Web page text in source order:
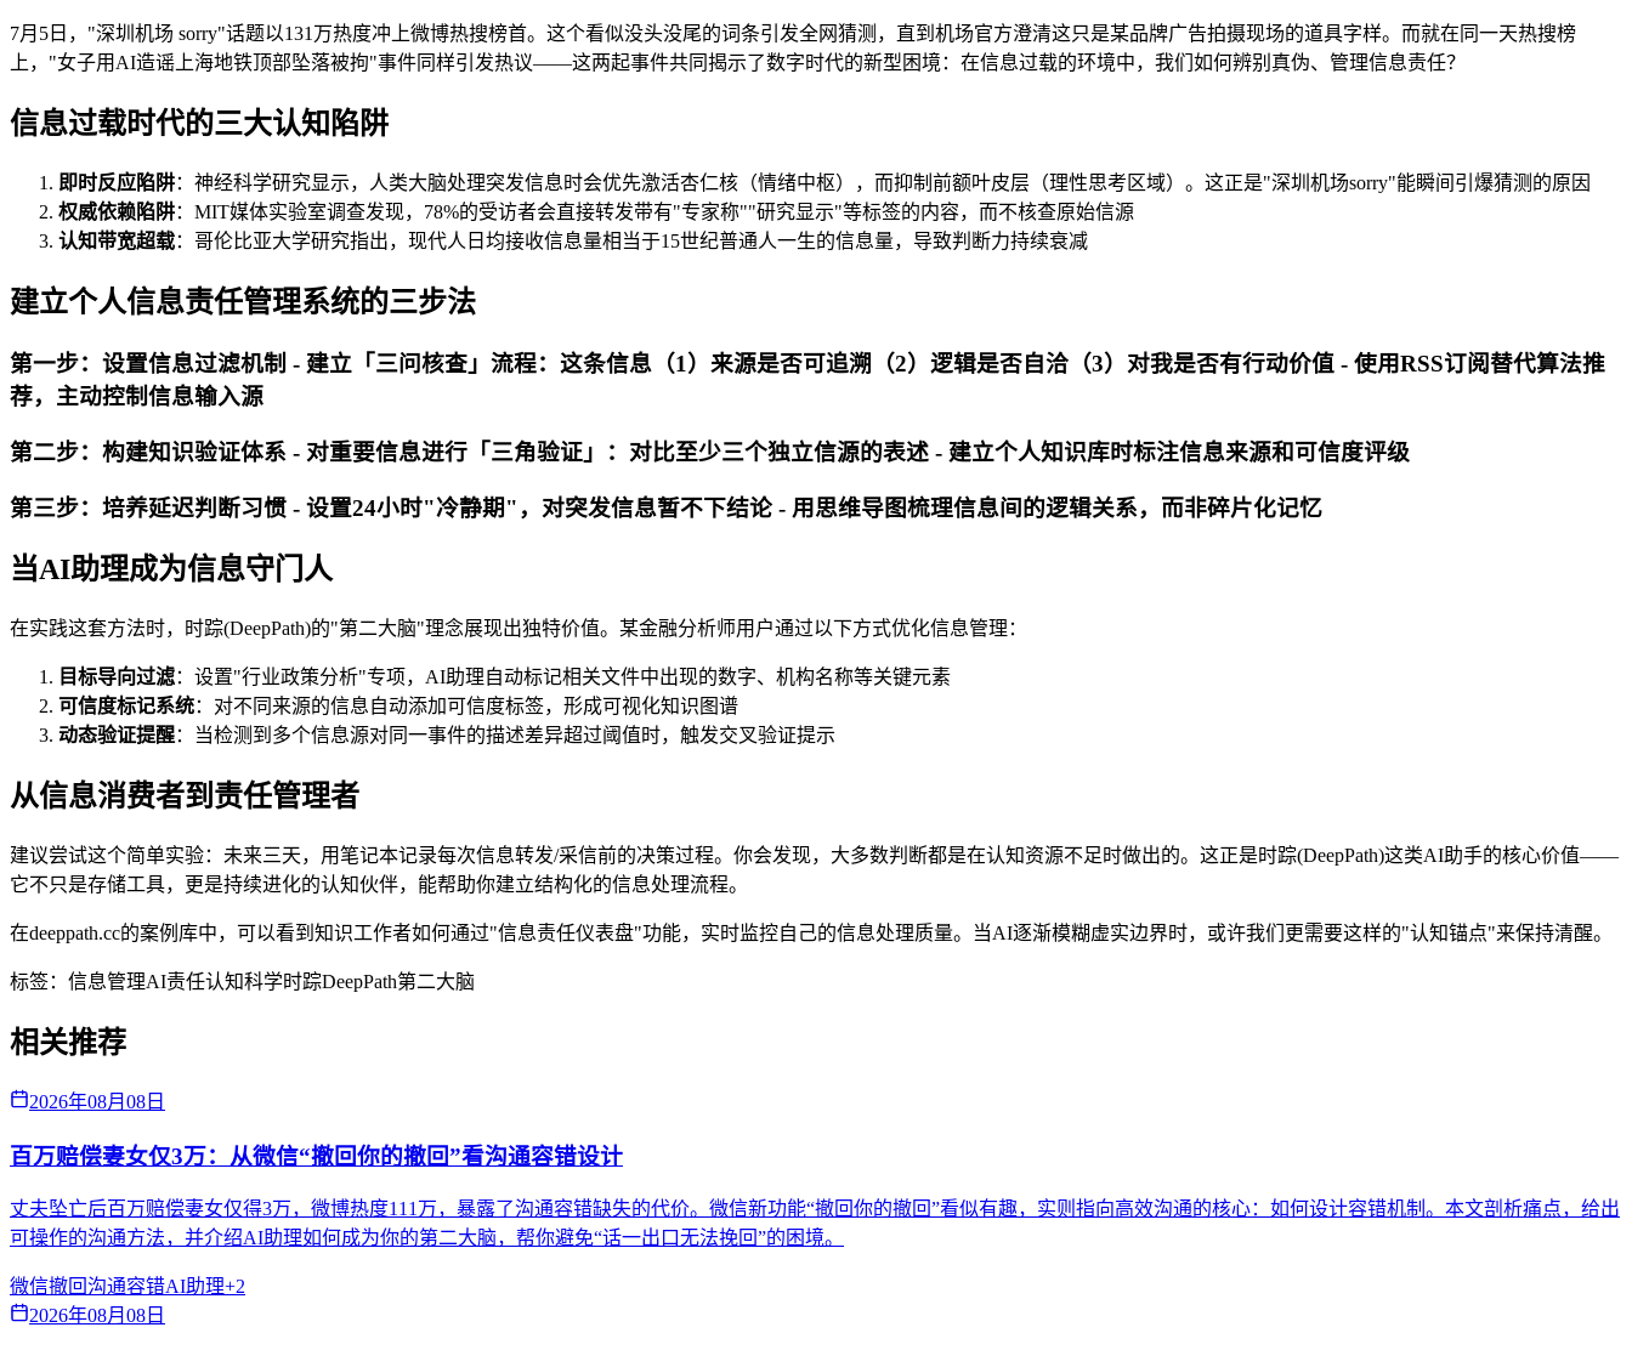
7月5日，"深圳机场 sorry"话题以131万热度冲上微博热搜榜首。这个看似没头没尾的词条引发全网猜测，直到机场官方澄清这只是某品牌广告拍摄现场的道具字样。而就在同一天热搜榜
上，"女子用AI造谣上海地铁顶部坠落被拘"事件同样引发热议——这两起事件共同揭示了数字时代的新型困境：在信息过载的环境中，我们如何辨别真伪、管理信息责任？
信息过载时代的三大认知陷阱
即时反应陷阱：神经科学研究显示，人类大脑处理突发信息时会优先激活杏仁核（情绪中枢），而抑制前额叶皮层（理性思考区域）。这正是"深圳机场sorry"能瞬间引爆猜测的原因
权威依赖陷阱：MIT媒体实验室调查发现，78%的受访者会直接转发带有"专家称""研究显示"等标签的内容，而不核查原始信源
认知带宽超载：哥伦比亚大学研究指出，现代人日均接收信息量相当于15世纪普通人一生的信息量，导致判断力持续衰减
建立个人信息责任管理系统的三步法
第一步：设置信息过滤机制 - 建立「三问核查」流程：这条信息（1）来源是否可追溯（2）逻辑是否自洽（3）对我是否有行动价值 - 使用RSS订阅替代算法推
荐，主动控制信息输入源
第二步：构建知识验证体系 - 对重要信息进行「三角验证」：对比至少三个独立信源的表述 - 建立个人知识库时标注信息来源和可信度评级
第三步：培养延迟判断习惯 - 设置24小时"冷静期"，对突发信息暂不下结论 - 用思维导图梳理信息间的逻辑关系，而非碎片化记忆
当AI助理成为信息守门人
在实践这套方法时，时踪(DeepPath)的"第二大脑"理念展现出独特价值。某金融分析师用户通过以下方式优化信息管理：
目标导向过滤：设置"行业政策分析"专项，AI助理自动标记相关文件中出现的数字、机构名称等关键元素
可信度标记系统：对不同来源的信息自动添加可信度标签，形成可视化知识图谱
动态验证提醒：当检测到多个信息源对同一事件的描述差异超过阈值时，触发交叉验证提示
从信息消费者到责任管理者
建议尝试这个简单实验：未来三天，用笔记本记录每次信息转发/采信前的决策过程。你会发现，大多数判断都是在认知资源不足时做出的。这正是时踪(DeepPath)这类AI助手的核心价值——
它不只是存储工具，更是持续进化的认知伙伴，能帮助你建立结构化的信息处理流程。
在deeppath.cc的案例库中，可以看到知识工作者如何通过"信息责任仪表盘"功能，实时监控自己的信息处理质量。当AI逐渐模糊虚实边界时，或许我们更需要这样的"认知锚点"来保持清醒。
标签： 信息管理AI责任认知科学时踪DeepPath第二大脑
相关推荐
2026年08月08日
百万赔偿妻女仅3万：从微信“撤回你的撤回”看沟通容错设计
丈夫坠亡后百万赔偿妻女仅得3万，微博热度111万，暴露了沟通容错缺失的代价。微信新功能“撤回你的撤回”看似有趣，实则指向高效沟通的核心：如何设计容错机制。本文剖析痛点，给出
可操作的沟通方法，并介绍AI助理如何成为你的第二大脑，帮你避免“话一出口无法挽回”的困境。
微信撤回沟通容错AI助理+2
2026年08月08日